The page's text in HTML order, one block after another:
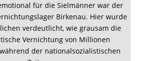
für die Sielmänner war der
Birkenau. Hier wurde
verdeutlicht, wie grausam die
Vernichtung von Millionen
der nationalsozialistischen